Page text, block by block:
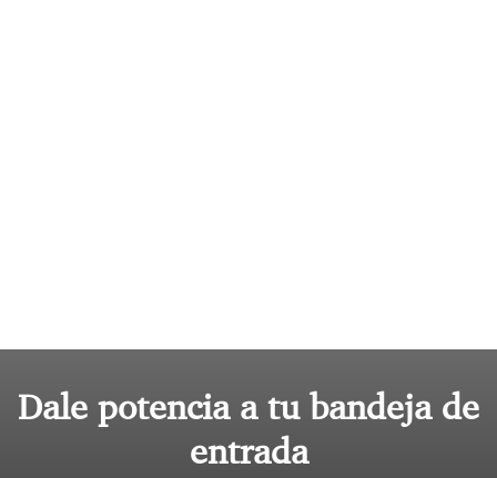
Dale potencia a tu bandeja de
entrada